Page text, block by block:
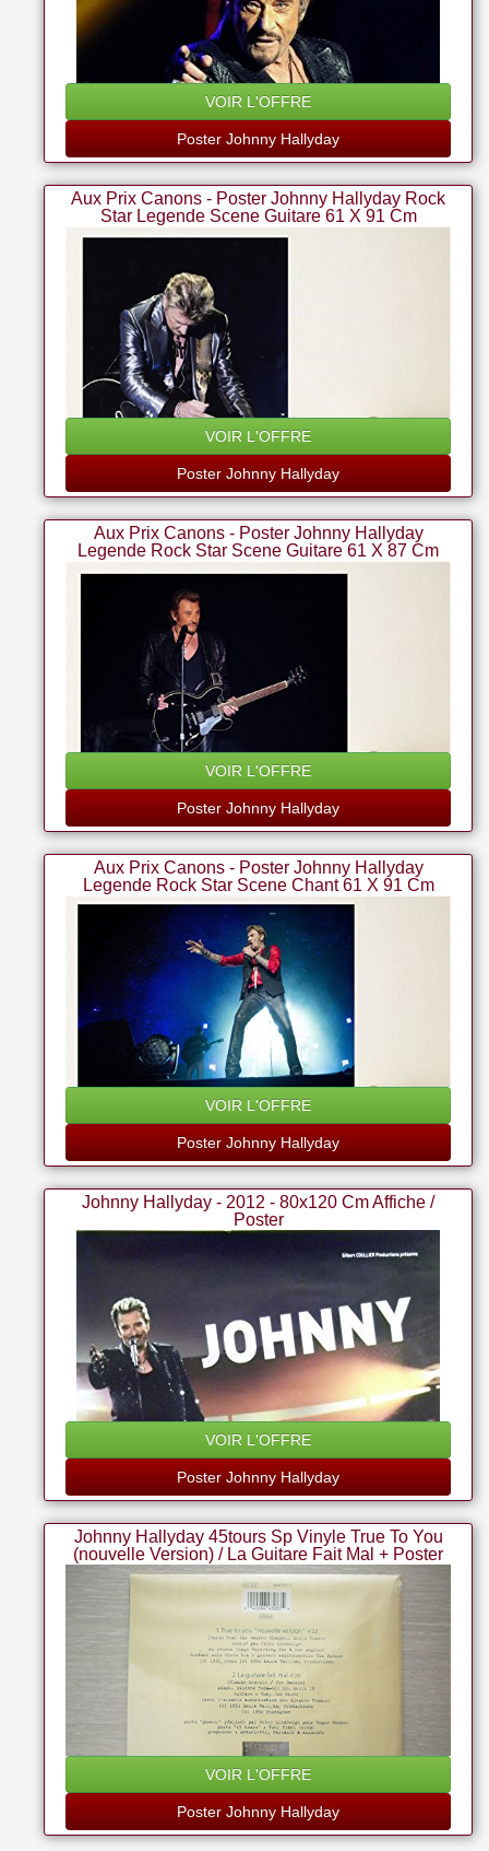
VOIR L'OFFRE
Poster Johnny Hallyday
Aux Prix Canons - Poster Johnny Hallyday Rock
Star Legende Scene Guitare 61 X 91 Cm
VOIR L'OFFRE
Poster Johnny Hallyday
Aux Prix Canons - Poster Johnny Hallyday
Legende Rock Star Scene Guitare 61 X 87 Cm
VOIR L'OFFRE
Poster Johnny Hallyday
Aux Prix Canons - Poster Johnny Hallyday
Legende Rock Star Scene Chant 61 X 91 Cm
VOIR L'OFFRE
Poster Johnny Hallyday
Johnny Hallyday - 2012 - 80x120 Cm Affiche /
Poster
VOIR L'OFFRE
Poster Johnny Hallyday
Johnny Hallyday 45tours Sp Vinyle True To You
(nouvelle Version) / La Guitare Fait Mal + Poster
VOIR L'OFFRE
Poster Johnny Hallyday